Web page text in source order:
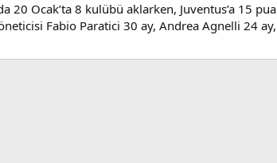
20 Ocak’ta 8 kulübü aklarken, Juventus’a 15
Fabio Paratici 30 ay, Andrea Agnelli 24